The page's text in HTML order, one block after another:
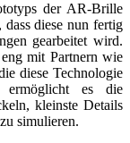
der AR-Brille
diese nun fertig
gearbeitet wird.
mit Partnern wie
diese Technologie
ermöglicht es die
kleinste Details
simulieren.